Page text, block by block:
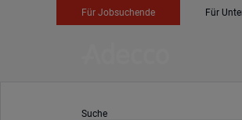
Für Jobsuchende Für
Suche